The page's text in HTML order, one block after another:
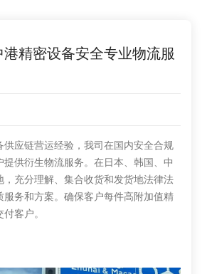
精密设备安全专业物流服
供应链营运经验，我司在国内安全合规
提供衍生物流服务。在日本、韩国、中
，充分理解、集合收货和发货地法律法
服务和方案。确保客户每件高附加值精
客户。